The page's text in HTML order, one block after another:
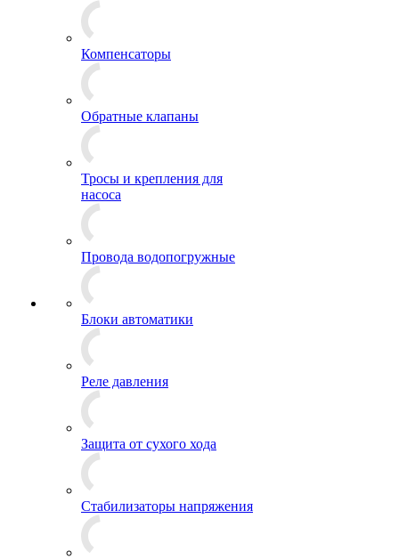
Компенсаторы
Обратные клапаны
Тросы и крепления для
насоса
Провода водопогружные
Блоки автоматики
Реле давления
Защита от сухого хода
Стабилизаторы напряжения